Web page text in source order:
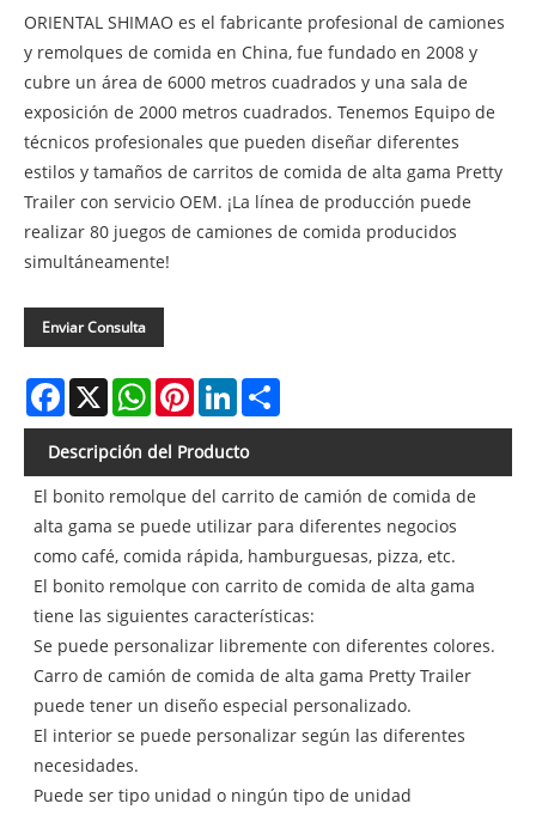
ORIENTAL SHIMAO es el fabricante profesional de camiones
y remolques de comida en China, fue fundado en 2008 y
cubre un área de 6000 metros cuadrados y una sala de
exposición de 2000 metros cuadrados. Tenemos Equipo de
técnicos profesionales que pueden diseñar diferentes
estilos y tamaños de carritos de comida de alta gama Pretty
Trailer con servicio OEM. ¡La línea de producción puede
realizar 80 juegos de camiones de comida producidos
simultáneamente!
Enviar Consulta
Facebook
X WhatsAppPinterestLinkedIn
Descripción del Producto
El bonito remolque del carrito de camión de comida de
alta gama se puede utilizar para diferentes negocios
como café, comida rápida, hamburguesas, pizza, etc.
El bonito remolque con carrito de comida de alta gama
tiene las siguientes características:
Se puede personalizar libremente con diferentes colores.
Carro de camión de comida de alta gama Pretty Trailer
puede tener un diseño especial personalizado.
El interior se puede personalizar según las diferentes
necesidades.
Puede ser tipo unidad o ningún tipo de unidad